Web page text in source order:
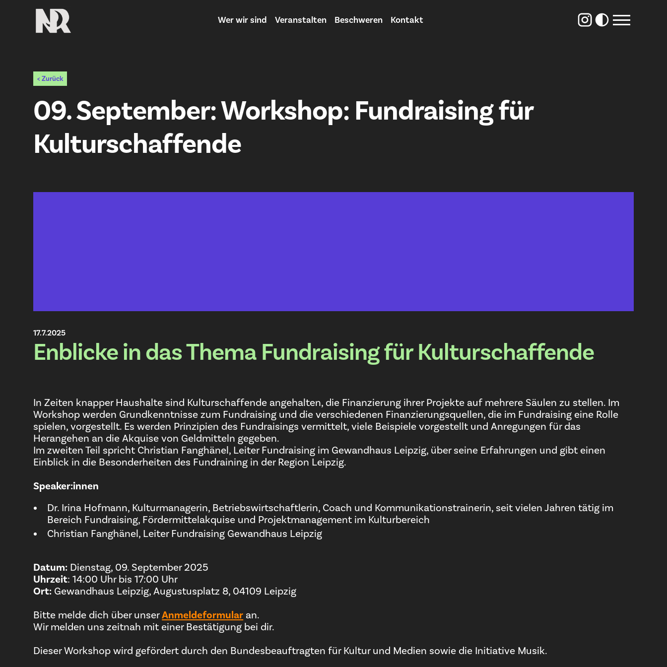
Wer wir sind Veranstalten Beschweren Kontakt
< Zurück
09. September: Workshop: Fundraising für
Kulturschaffende
17.7.2025
Enblicke in das Thema Fundraising für Kulturschaffende
In Zeiten knapper Haushalte sind Kulturschaffende angehalten, die Finanzierung ihrer Projekte auf mehrere Säulen zu stellen. Im
Workshop werden Grundkenntnisse zum Fundraising und die verschiedenen Finanzierungsquellen, die im Fundraising eine Rolle
spielen, vorgestellt. Es werden Prinzipien des Fundraisings vermittelt, viele Beispiele vorgestellt und Anregungen für das
Herangehen an die Akquise von Geldmitteln gegeben.
Im zweiten Teil spricht Christian Fanghänel, Leiter Fundraising im Gewandhaus Leipzig, über seine Erfahrungen und gibt einen
Einblick in die Besonderheiten des Fundraining in der Region Leipzig.
Speaker:innen
Dr. Irina Hofmann, Kulturmanagerin, Betriebswirtschaftlerin, Coach und Kommunikationstrainerin, seit vielen Jahren tätig im
Bereich Fundraising, Fördermittelakquise und Projektmanagement im Kulturbereich
Christian Fanghänel, Leiter Fundraising Gewandhaus Leipzig
Datum: Dienstag, 09. September 2025
Uhrzeit: 14:00 Uhr bis 17:00 Uhr
Ort: Gewandhaus Leipzig, Augustusplatz 8, 04109 Leipzig
Bitte melde dich über unserAnmeldeformular an.
Wir melden uns zeitnah mit einer Bestätigung bei dir.
Dieser Workshop wird gefördert durch den Bundesbeauftragten für Kultur und Medien sowie die Initiative Musik.